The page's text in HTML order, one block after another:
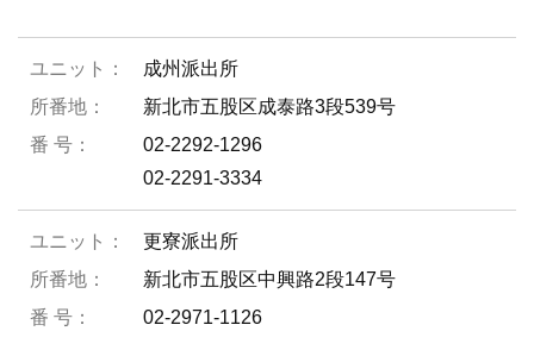
成州派出所
新北市五股区成泰路3段539号
02-2292-1296
02-2291-3334
更寮派出所
新北市五股区中興路2段147号
02-2971-1126